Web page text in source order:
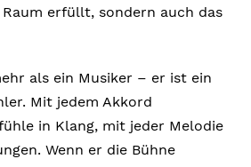
erfüllt, sondern auch das
als ein Musiker – er ist ein
Mit jedem Akkord
in Klang, mit jeder Melodie
Wenn er die Bühne